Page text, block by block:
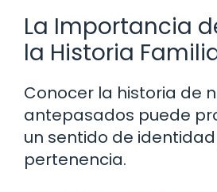
La Importancia
la Historia
Conocer la historia de
antepasados puede
un sentido de
pertenencia.